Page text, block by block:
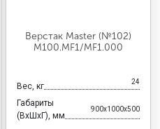
Верстак Master (№102)
M100.MF1/MF1.000
Вес, кг 24
Габариты
(ВхШхГ), мм
900x1000x500